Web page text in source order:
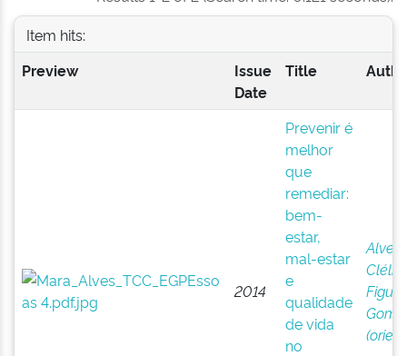
Item hits:
Preview
Issue
Date
Title
2014
Prevenir é
melhor
que
remediar:
bem-
estar,
mal-estar
e
qualidade
de vida
no
Clélia